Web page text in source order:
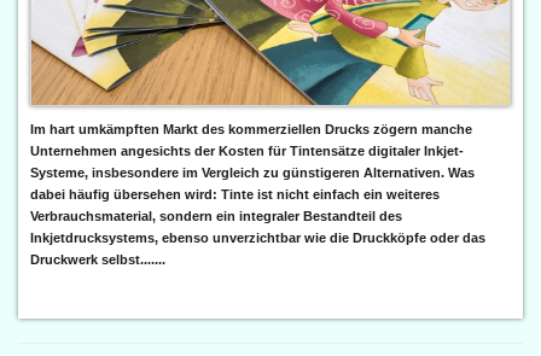
Im hart umkämpften Markt des kommerziellen Drucks zögern manche
Unternehmen angesichts der Kosten für Tintensätze digitaler Inkjet-
Systeme, insbesondere im Vergleich zu günstigeren Alternativen. Was
dabei häufig übersehen wird: Tinte ist nicht einfach ein weiteres
Verbrauchsmaterial, sondern ein integraler Bestandteil des
Inkjetdrucksystems, ebenso unverzichtbar wie die Druckköpfe oder das
Druckwerk selbst.......